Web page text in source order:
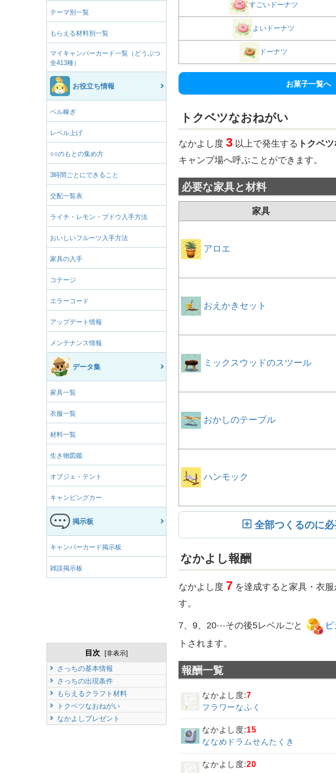
テーマ別一覧
もらえる材料別一覧
マイキャンパーカード一覧（どうぶつ
全413種）
お役立ち情報
ベル稼ぎ
レベル上げ
○○のもとの集め方
3時間ごとにできること
交配一覧表
ライチ・レモン・ブドウ入手方法
おいしいフルーツ入手方法
家具の入手
コテージ
エラーコード
アップデート情報
メンテナンス情報
データ集
家具一覧
衣服一覧
材料一覧
生き物図鑑
オブジェ・テント
キャンピングカー
掲示板
キャンパーカード掲示板
雑談掲示板
目次 [非表示]
さっちの基本情報
さっちの出現条件
もらえるクラフト材料
トクベツなおねがい
なかよしプレゼント
すごいドーナツ
よいドーナツ
ドーナツ
お菓子一覧へ
トクベツなおねがい
なかよし度 3 以上で発生する トクベ
キャンプ場へ呼ぶことができます。
必要な家具と材料
家具
アロエ
おえかきセット
ミックスウッドのスツール
おかしのテーブル
ハンモック
全部つくるのに
なかよし報酬
なかよし度 7 を達成すると家具・衣
す。
7、9、20⋯その後5レベルごと
トされます。
報酬一覧
なかよし度:7
フラワーなふく
なかよし度:15
ななめドラムせんたくき
なかよし度:20